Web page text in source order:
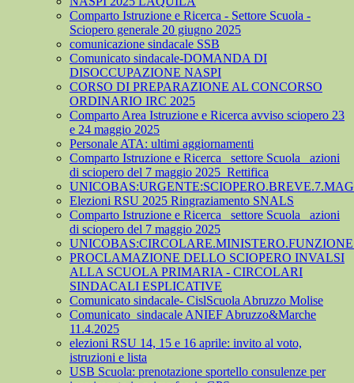
Comparto Istruzione e Ricerca - Settore Scuola -
Sciopero generale 20 giugno 2025
comunicazione sindacale SSB
Comunicato sindacale-DOMANDA DI
DISOCCUPAZIONE NASPI
CORSO DI PREPARAZIONE AL CONCORSO
ORDINARIO IRC 2025
Comparto Area Istruzione e Ricerca avviso sciopero 23
e 24 maggio 2025
Personale ATA: ultimi aggiornamenti
Comparto Istruzione e Ricerca_ settore Scuola_ azioni
di sciopero del 7 maggio 2025_Rettifica
Elezioni RSU 2025 Ringraziamento SNALS
Comparto Istruzione e Ricerca_ settore Scuola_ azioni
di sciopero del 7 maggio 2025
PROCLAMAZIONE DELLO SCIOPERO INVALSI
ALLA SCUOLA PRIMARIA - CIRCOLARI
SINDACALI ESPLICATIVE
Comunicato sindacale- CislScuola Abruzzo Molise
Comunicato_sindacale ANIEF Abruzzo&Marche
11.4.2025
elezioni RSU 14, 15 e 16 aprile: invito al voto,
istruzioni e lista
USB Scuola: prenotazione sportello consulenze per